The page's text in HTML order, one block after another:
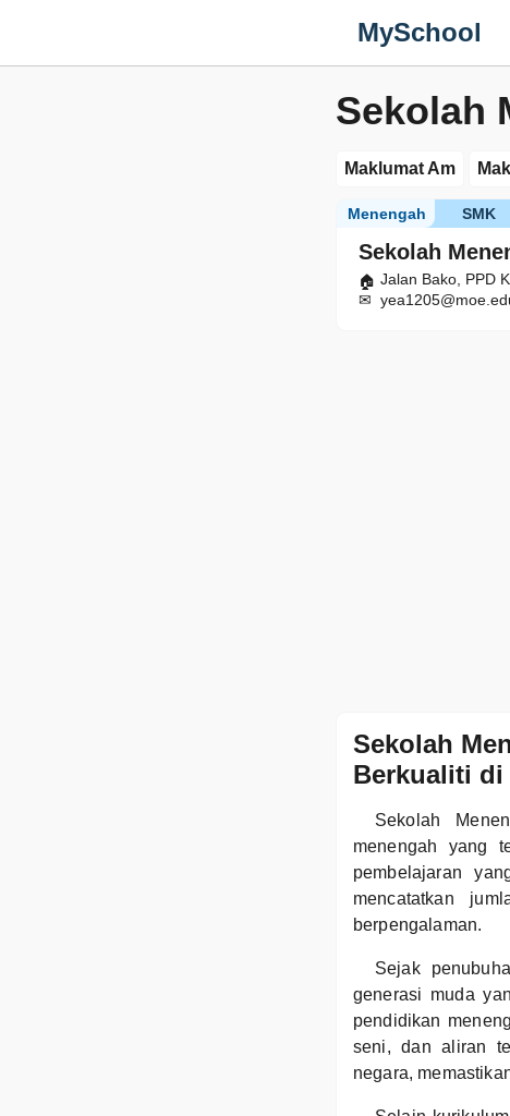
MySchool
Sekolah
Maklumat Am
Sekolah
SMK
Menengah
Jalan Bako, PPD
Sekolah
Berkualiti di
Sekolah
menengah yang
pembelajaran
mencatatkan
berpengalaman.
Sejak
generasi muda
pendidikan
seni, dan aliran
negara,